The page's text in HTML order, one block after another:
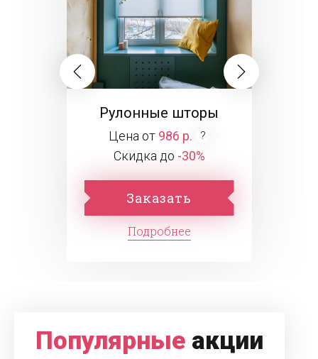
Рулонные шторы
Цена от 986 р.
Скидка до -30%
Заказать
Подробнее
Популярные акции